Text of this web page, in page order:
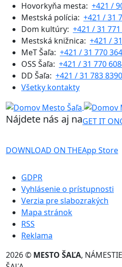
Hovorkyňa mesta: +421 /
Mestská polícia: +421 / 31
Dom kultúry: +421 / 31
Mestská knižnica: +421 /
MeT Šaľa: +421 / 31 770
OSS Šaľa: +421 / 31 770
DD Šaľa: +421 / 31 783 8390
Všetky kontakty
Nájdete nás aj naGET IT ON
DOWNLOAD ON THEApp Store
GDPR
Vyhlásenie o prístupnosti
Verzia pre slabozrakých
Mapa stránok
RSS
Reklama
2026 © MESTO ŠAĽA,